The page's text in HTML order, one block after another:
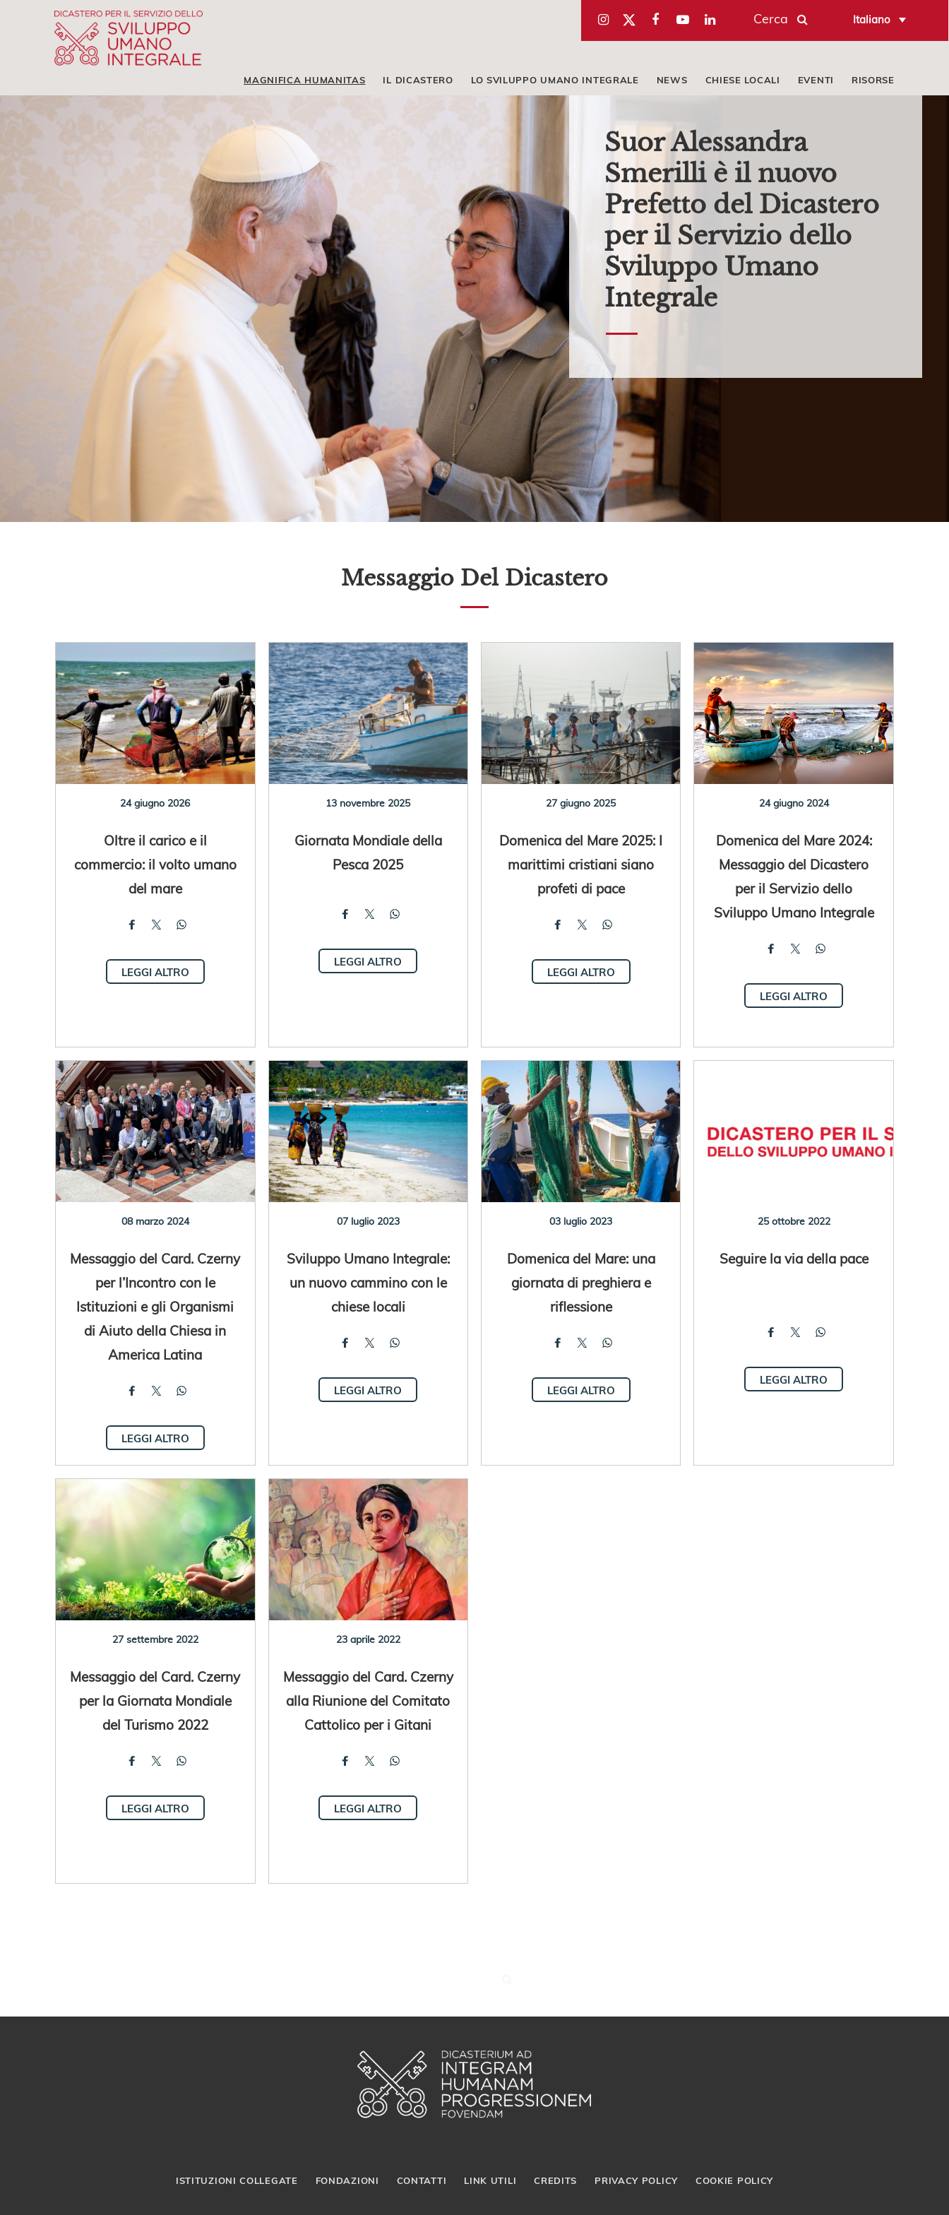
Cerca Italiano
MAGNIFICA HUMANITAS IL DICASTERO LO SVILUPPO UMANO INTEGRALE NEWS CHIESE LOCALI EVENTI RISORSE
Suor Alessandra
Smerilli è il nuovo
Prefetto del Dicastero
per il Servizio dello
Sviluppo Umano
Integrale
Messaggio Del Dicastero
24 giugno 2026
Oltre il carico e il
commercio: il volto umano
del mare
LEGGI ALTRO
13 novembre 2025
Giornata Mondiale della
Pesca 2025
LEGGI ALTRO
27 giugno 2025
Domenica del Mare 2025: I
marittimi cristiani siano
profeti di pace
LEGGI ALTRO
24 giugno 2024
Domenica del Mare 2024:
Messaggio del Dicastero
per il Servizio dello
Sviluppo Umano Integrale
LEGGI ALTRO
08 marzo 2024
Messaggio del Card. Czerny
per l’Incontro con le
Istituzioni e gli Organismi
di Aiuto della Chiesa in
America Latina
LEGGI ALTRO
07 luglio 2023
Sviluppo Umano Integrale:
un nuovo cammino con le
chiese locali
LEGGI ALTRO
03 luglio 2023
Domenica del Mare: una
giornata di preghiera e
riflessione
LEGGI ALTRO
25 ottobre 2022
Seguire la via della pace
LEGGI ALTRO
27 settembre 2022
Messaggio del Card. Czerny
per la Giornata Mondiale
del Turismo 2022
LEGGI ALTRO
23 aprile 2022
Messaggio del Card. Czerny
alla Riunione del Comitato
Cattolico per i Gitani
LEGGI ALTRO
ISTITUZIONI COLLEGATE FONDAZIONI CONTATTI LINK UTILI CREDITS PRIVACY POLICY COOKIE POLICY